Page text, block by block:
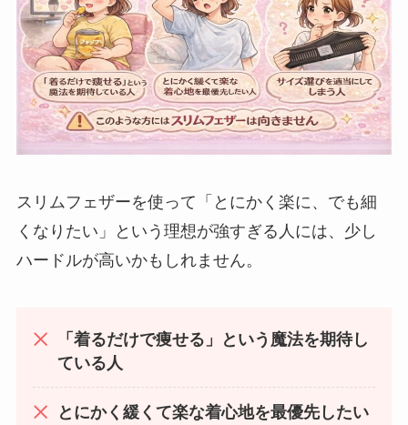
スリムフェザーを使って「とにかく楽に、でも細
くなりたい」という理想が強すぎる人には、少し
ハードルが高いかもしれません。
「着るだけで痩せる」という魔法を期待し
ている人
とにかく緩くて楽な着心地を最優先したい